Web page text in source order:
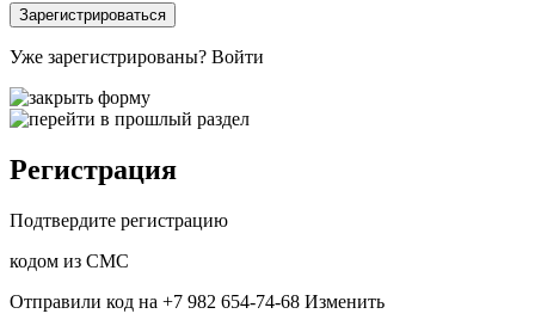
Зарегистрироваться
Уже зарегистрированы? Войти
Регистрация
Подтвердите регистрацию
кодом из СМС
Отправили код на +7 982 654-74-68 Изменить